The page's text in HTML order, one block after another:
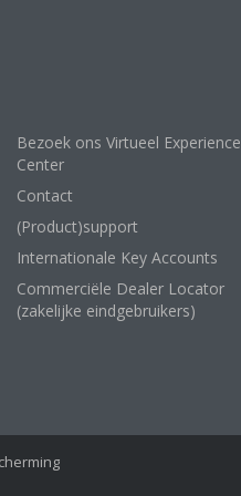
Bezoek ons Virtueel Experience
Center
Contact
(Product)support
Internationale Key Accounts
Commerciële Dealer Locator
(zakelijke eindgebruikers)